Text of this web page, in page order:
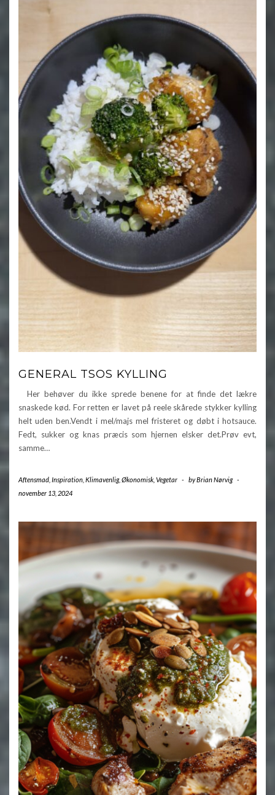
GENERAL TSOS KYLLING
Her behøver du ikke sprede benene for at finde det lækre
snaskede kød. For retten er lavet på reele skårede stykker kylling
helt uden ben.Vendt i mel/majs mel fristeret og døbt i hotsauce.
Fedt, sukker og knas præcis som hjernen elsker det.Prøv evt,
samme…
Aftensmad Inspiration Klimavenlig, Økonomisk Vegetar - byBrian Nørvig -
november 13, 2024